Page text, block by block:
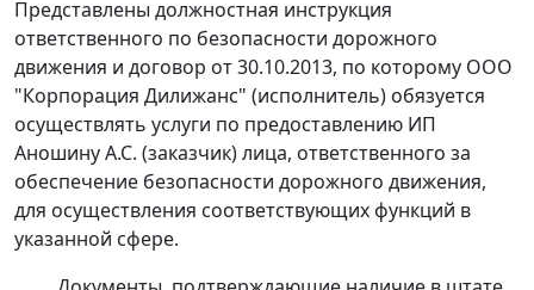
Представлены должностная инструкция
ответственного по безопасности дорожного
движения и договор от 30.10.2013, по которому ООО
"Корпорация Дилижанс" (исполнитель) обязуется
осуществлять услуги по предоставлению ИП
Аношину А.С. (заказчик) лица, ответственного за
обеспечение безопасности дорожного движения,
для осуществления соответствующих функций в
указанной сфере.